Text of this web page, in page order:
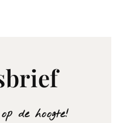
de hoogte!